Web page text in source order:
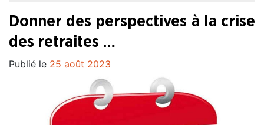
Donner des perspectives à la crise
des retraites …
Publié le 25 août 2023